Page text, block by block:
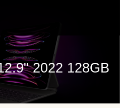
2022 128GB